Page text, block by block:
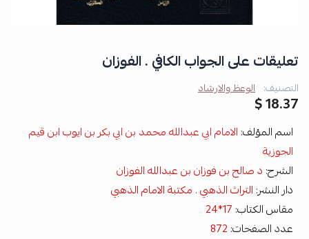
تعليقات على الجواب الكافي . الفوزان
التصنيف: الوعظ والارشاد
18.37 $
اسم المؤلف: الامام ابي عبدالله محمد بن ابي بكر بن ايوب ابن قيم
الجوزية
الشرح: د صالح بن فوزان بن عبدالله الفوزان
دار النشر: التراث الذهبي . مكتبة الامام الذهبي
مقاس الكتاب: 17*24
عدد الصفحات: 872